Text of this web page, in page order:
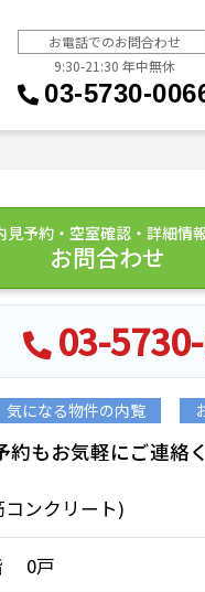
お電話でのお問合わせ
9:30-21:30 年中無休
03-5730-
見予約・空室確認・詳細情
お問合わせ
03-
気になる物件の内覧
もお気軽にご連絡く
コンクリート)
0戸